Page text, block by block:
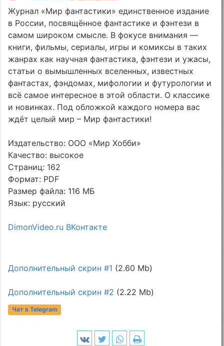
Журнал «Мир фантастики» единственное издание
в России, посвящённое фантастике и фэнтези в
самом широком смысле. В фокусе внимания —
книги, фильмы, сериалы, игры и комиксы в таких
жанрах как научная фантастика, фэнтези и ужасы,
статьи о вымышленных вселенных, известных
фантастах, фэндомах, мифологии и футурологии и
всё самое интересное в этой области. О классике
и новинках. Под обложкой каждого номера вас
ждёт целый мир – Мир фантастики!
Издательство: ООО «Мир Хобби»
Качество: высокое
Страниц: 162
Формат: PDF
Размер файла: 116 МБ
Язык: русский
DimonVideo.ru ВКонтакте
Дополнительный скрин #1 (2.60 Mb)
Дополнительный скрин #2 (2.22 Mb)
Чат в Telegram